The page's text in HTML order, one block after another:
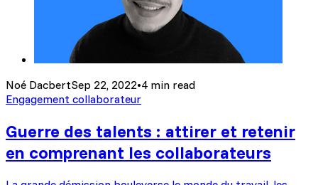
Noé DacbertSep 22, 2022•4 min read
Engagement collaborateur
Guerre des talents : attirer et retenir
en comprenant les collaborateurs